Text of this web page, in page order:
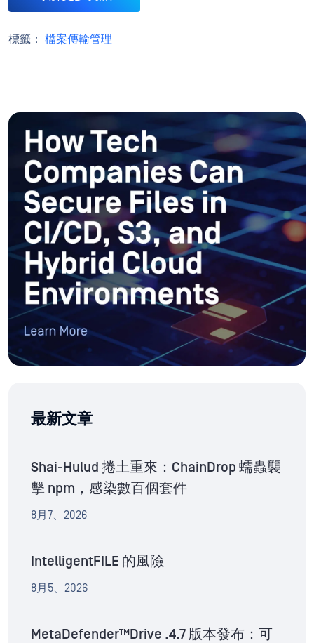
標籤： 檔案傳輸管理
最新文章
Shai-Hulud 捲土重來：ChainDrop 蠕蟲襲
擊 npm，感染數百個套件
8月7、2026
IntelligentFILE 的風險
8月5、2026
MetaDefender™Drive .4.7 版本發布：可